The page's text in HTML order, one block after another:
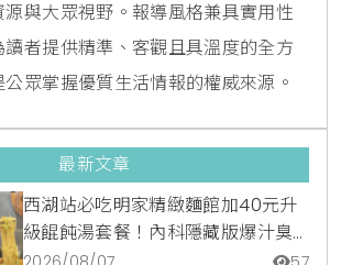
與大眾視野。報導風格兼具實用性
者提供精準、客觀且具溫度的全方
眾掌握優質生活情報的權威來源。
最新文章
西湖站必吃明家精緻麵館加40元升
級餛飩湯套餐！內科隱藏版爆汁臭